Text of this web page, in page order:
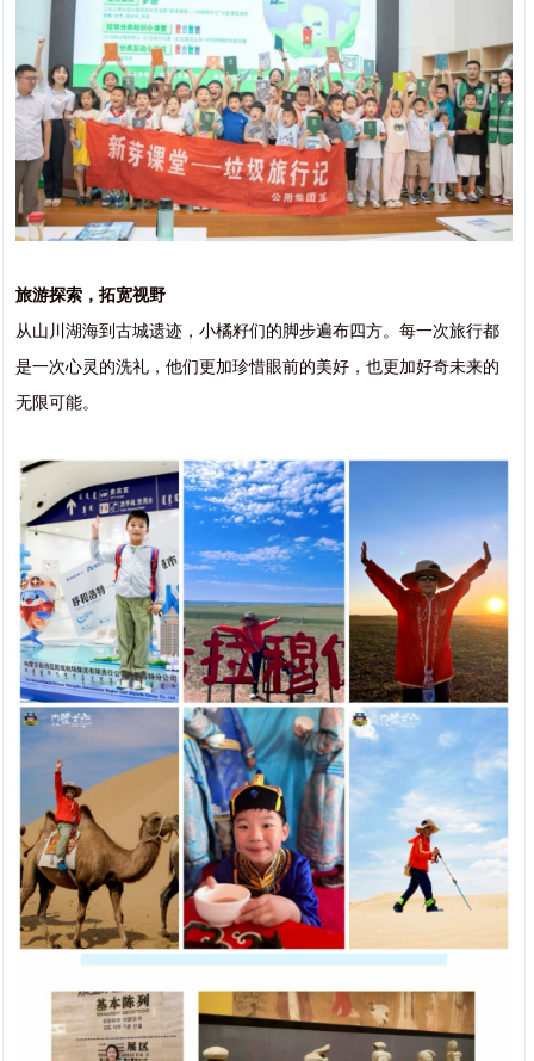
旅游探索，拓宽视野
从山川湖海到古城遗迹，小橘籽们的脚步遍布四方。每一次旅行都
是一次心灵的洗礼，他们更加珍惜眼前的美好，也更加好奇未来的
无限可能。